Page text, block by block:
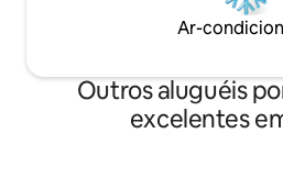
Ar-
Outros aluguéis
excelentes